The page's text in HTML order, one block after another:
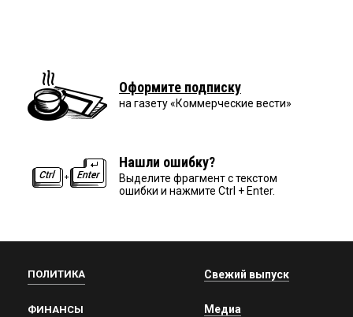
Оформите подписку
на газету «Коммерческие вести»
Нашли ошибку?
Выделите фрагмент с текстом
ошибки и нажмите Ctrl + Enter.
ПОЛИТИКА
ФИНАНСЫ
Свежий выпуск
Медиа